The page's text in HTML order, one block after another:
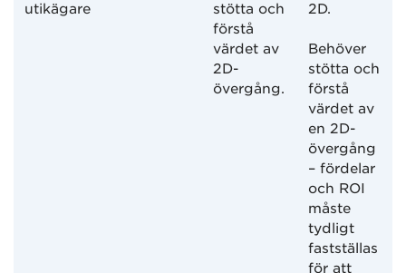
utikägare
stötta och
förstå
värdet av
2D-
övergång.
2D.
Behöver
stötta och
förstå
värdet av
en 2D-
övergång
– fördelar
och ROI
måste
tydligt
fastställas
för att